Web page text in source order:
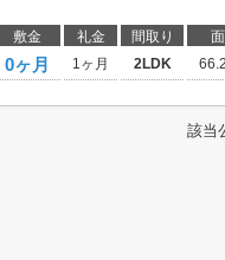
敷金 礼金 間取り
0ヶ月 1ヶ月 2LDK
該当